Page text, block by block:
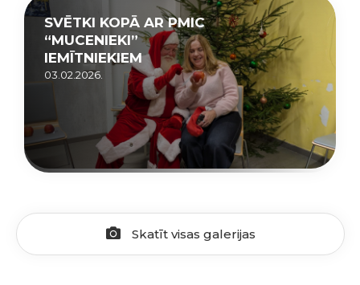
SVĒTKI KOPĀ AR PMIC
“MUCENIEKI”
IEMĪTNIEKIEM
03.02.2026.
Skatīt visas galerijas